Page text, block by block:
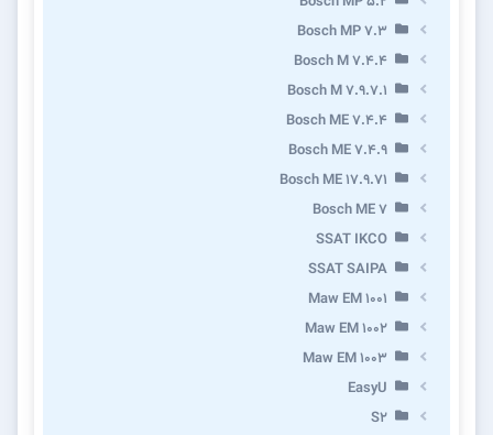
Bosch MP 7.3
Bosch M 7.4.4
Bosch M 7.9.7.1
Bosch ME 7.4.4
Bosch ME 7.4.9
Bosch ME 17.9.71
Bosch ME 7
SSAT IKCO
SSAT SAIPA
Maw EM 1001
Maw EM 1002
Maw EM 1003
EasyU
S2